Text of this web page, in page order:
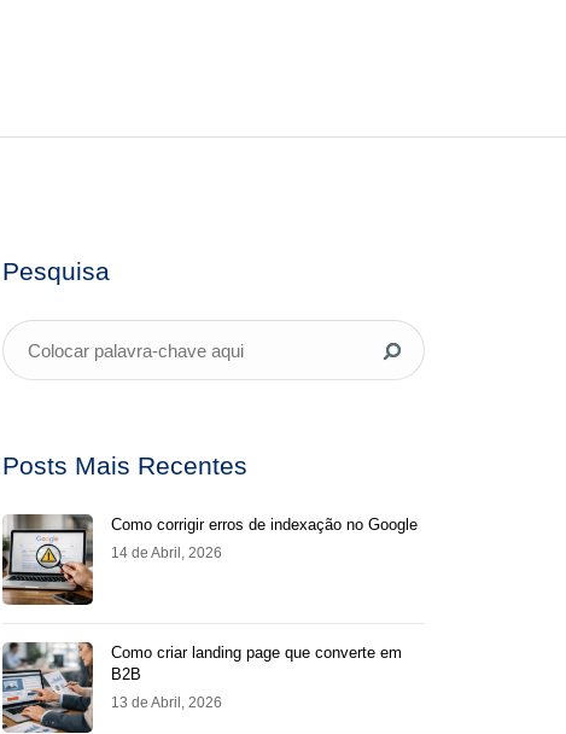
Pesquisa
Posts Mais Recentes
Como corrigir erros de indexação no Google
14 de Abril, 2026
Como criar landing page que converte em
B2B
13 de Abril, 2026